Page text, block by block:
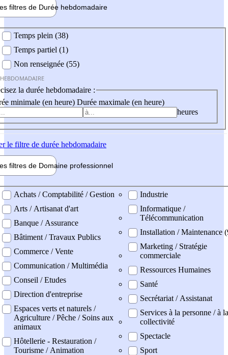
filtres de Durée hebdomadaire
Temps plein (38)
Temps partiel (1)
Non renseignée (55)
la durée hebdomadaire :
minimale (en heure) Durée maximale (en heure)
heures
le filtre de durée hebdomadaire
filtres de Domaine professionnel
professionel
Achats / Comptabilité / Gestion
Arts / Artisanat d'art
Banque / Assurance
Bâtiment / Travaux Publics
Commerce / Vente
Communication / Multimédia
Conseil / Etudes
Direction d'entreprise
Espaces verts et naturels /
Agriculture / Pêche / Soins aux
animaux
Hôtellerie - Restauration /
Tourisme / Animation
Industrie
Informatique /
Télécommunication
Installation / Maintenance
Marketing / Stratégie
commerciale
Ressources Humaines
Santé
Secrétariat / Assistanat
Services à la personne / à la
collectivité
Spectacle
Sport